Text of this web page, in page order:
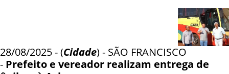
28/08/2025 - (Cidade) - SÃO FRANCISCO
- Prefeito e vereador realizam entrega de